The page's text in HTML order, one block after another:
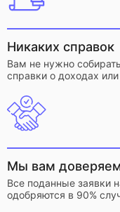
Никаких справок
Вам не нужно
справки о доходах
Мы вам
Все поданные заявки
одобряются в 90%